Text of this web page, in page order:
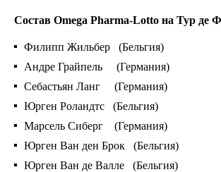
Состав Omega Pharma-Lotto на Тур де
Филипп Жильбер (Бельгия)
Андре Грайпель (Германия)
Себастьян Ланг (Германия)
Юрген Роландтс (Бельгия)
Марсель Сиберг (Германия)
Юрген Ван ден Брок (Бельгия)
Юрген Ван де Валле (Бельгия)